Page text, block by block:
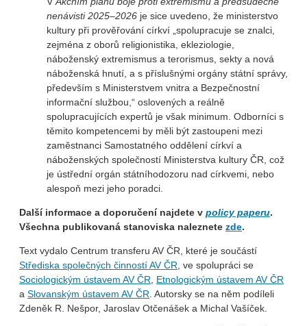
nenávisti 2025–2026 je sice uvedeno, že ministerstvo
kultury při prověřování církví „spolupracuje se znalci,
zejména z oborů religionistika, ekleziologie,
náboženský extremismus a terorismus, sekty a nová
náboženská hnutí, a s příslušnými orgány státní správy,
především s Ministerstvem vnitra a Bezpečnostní
informační službou,“ oslovených a reálně
spolupracujících expertů je však minimum. Odborníci s
těmito kompetencemi by měli být zastoupeni mezi
zaměstnanci Samostatného oddělení církví a
náboženských společností Ministerstva kultury ČR, což
je ústřední orgán státníhodozoru nad církvemi, nebo
alespoň mezi jeho poradci.
Další informace a doporučení najdete v policy paperu.
Všechna publikovaná stanoviska naleznete zde.
Text vydalo Centrum transferu AV ČR, které je součástí
Střediska společných činností AV ČR, ve spolupráci se
Sociologickým ústavem AV ČR, Etnologickým ústavem AV ČR
a Slovanským ústavem AV ČR. Autorsky se na něm podíleli
Zdeněk R. Nešpor, Jaroslav Otčenášek a Michal Vašíček.